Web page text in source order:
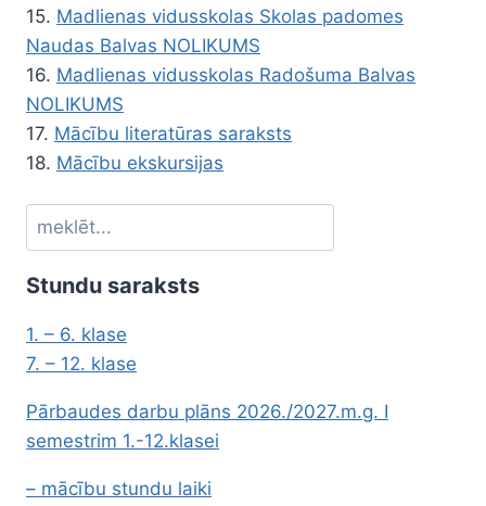
15. Madlienas vidusskolas Skolas padomes
Naudas Balvas NOLIKUMS
16. Madlienas vidusskolas Radošuma Balvas
NOLIKUMS
17. Mācību literatūras saraksts
18. Mācību ekskursijas
Meklēt
Stundu saraksts
1. – 6. klase
7. – 12. klase
Pārbaudes darbu plāns 2026./2027.m.g. I
semestrim 1.-12.klasei
– mācību stundu laiki